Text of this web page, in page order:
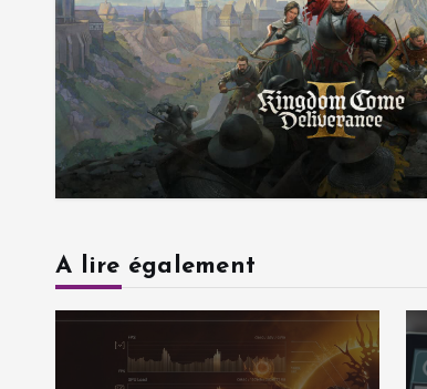
A lire également